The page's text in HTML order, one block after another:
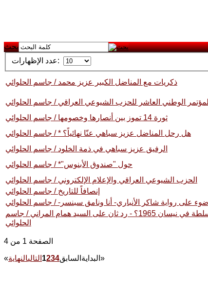
بحث
عدد الإظهارات:
ذكريات مع المناضل الكبير عزيز محمد / جاسم الحلوائي
الوطني العاشر للحزب الشيوعي العراقي / جاسم الحلوائي
ثورة 14 تموز بين أنصارها وخصومها / جاسم الحلوائي
هل رحل المناضل عزيز سباهي عنّا نهائياً؟ * / جاسم الحلوائي
الرفيق عزيز سباهي في ذمة الخلود / جاسم الحلوائي
حول "صندوق الأبنوس"* / جاسم الحلوائي
الحزب الشيوعي العراقي والإعلام الإلكتروني / جاسم الحلوائي
إنصافاً للتاريخ / جاسم الحلوائي
ضوء على رواية شاكر الأنباري- أنا ونامق سبنسر- / جاسم الحلوائي
هل رفع الحزب الشيوعي العراقي شعار إسقاط السلطة في نيسان 1965؟ - رد ثان على السيد همام المراني / جاسم
الحلوائي
الصفحة 1 من 4
« البداية السابق 1234 التاليالنهاية »